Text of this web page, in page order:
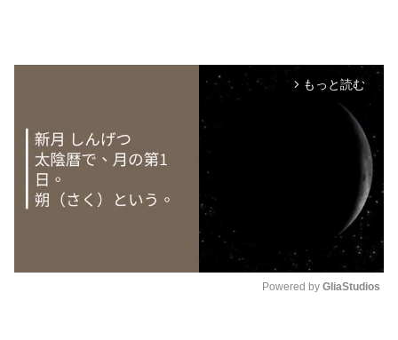
arrow_forward_ios もっと読む
Powered by GliaStudios